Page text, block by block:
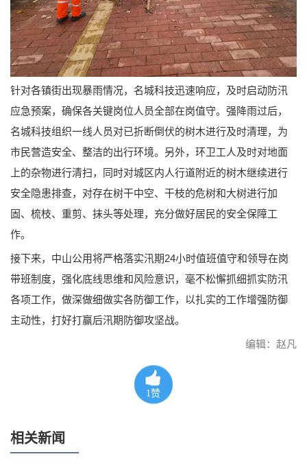
针对各镇街出现暴雨情况，名城科技迅速响应，及时启动防汛
应急预案，确保各关键岗位人员全部在岗值守。强降雨过后，
名城科技组织一线人员对已折断倒伏的树木进行及时清理，为
市民营造安全、整洁的出行环境。另外，环卫工人及时对地面
上的杂物进行清扫，同时对城区内人行道附近的树木继续进行
安全隐患排查，对存在树干中空、干枝的危树和大树进行加
固、梳枝、重剪、抹头等处理，充分做好居民的安全保障工
作。
接下来，中山公用将严格落实汛期24小时值班值守和领导在岗
带班制度，强化底线思维和风险意识，毫不松懈抓细抓实防汛
各项工作，做深做细做实各防御工作，以扎实的工作增强防御
主动性，打好打赢后汛期防御攻坚战。
编辑：赵凡
1赞
相关新闻